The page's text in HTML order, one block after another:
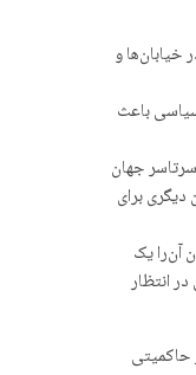
صدای معترضان را خاموش کند و یکی از بی‌سابقه‌ترین و مستمرترین جنبش‌های اعتراضی از انقلاب ۵۷ به بعد در خیابان‌ها و
باعث
جهان
برای
آن‌را یک
انتظار
حاکمیتی